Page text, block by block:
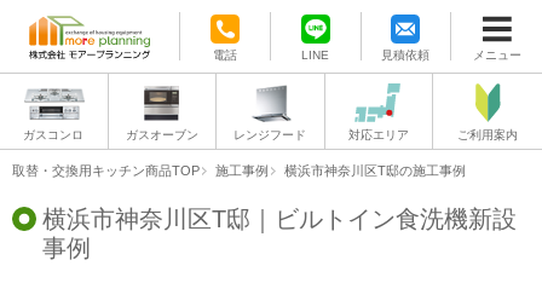
電話 LINE 見積依頼 メニュー
ガスコンロ ガスオーブン レンジフード 対応エリア ご利用案内
取替・交換用キッチン商品TOP 施工事例 横浜市神奈川区T邸の施工事例
横浜市神奈川区T邸｜ビルトイン食洗機新設
事例